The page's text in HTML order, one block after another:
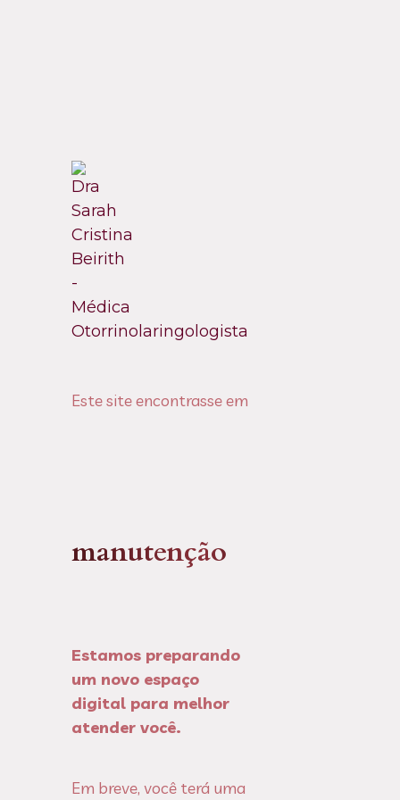
Este site encontrasse em
manutenção
Estamos preparando
um novo espaço
digital para melhor
atender você.
Em breve, você terá uma